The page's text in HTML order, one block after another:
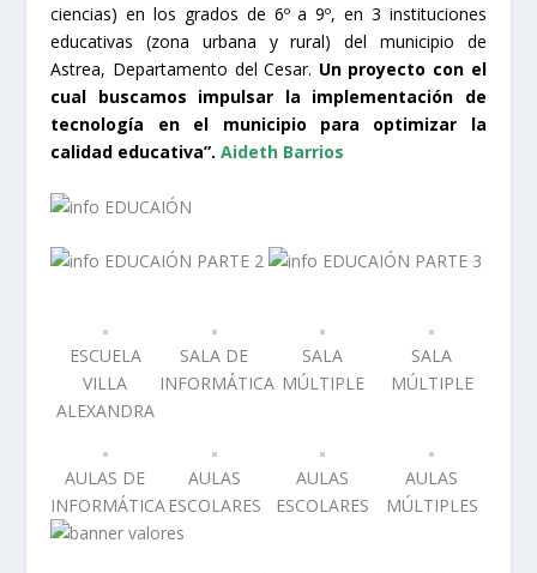
ciencias) en los grados de 6º a 9º, en 3 instituciones
educativas (zona urbana y rural) del municipio de
Astrea, Departamento del Cesar. Un proyecto con el
cual buscamos impulsar la implementación de
tecnología en el municipio para optimizar la
calidad educativa”.Aideth Barrios
ESCUELA
VILLA
ALEXANDRA
SALA DE
INFORMÁTICA
SALA
MÚLTIPLE
SALA
MÚLTIPLE
AULAS DE
INFORMÁTICA
AULAS
ESCOLARES
AULAS
ESCOLARES
AULAS
MÚLTIPLES